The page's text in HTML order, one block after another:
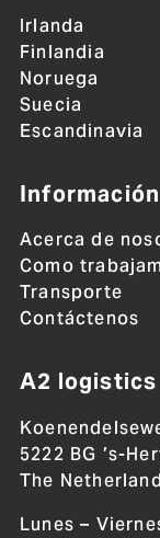
Irlanda
Finlandia
Noruega
Suecia
Escandinavia
Acerca de
Como
Transporte
Contáctenos
A2 logistics
5222 BG ’s-
The
Lunes –